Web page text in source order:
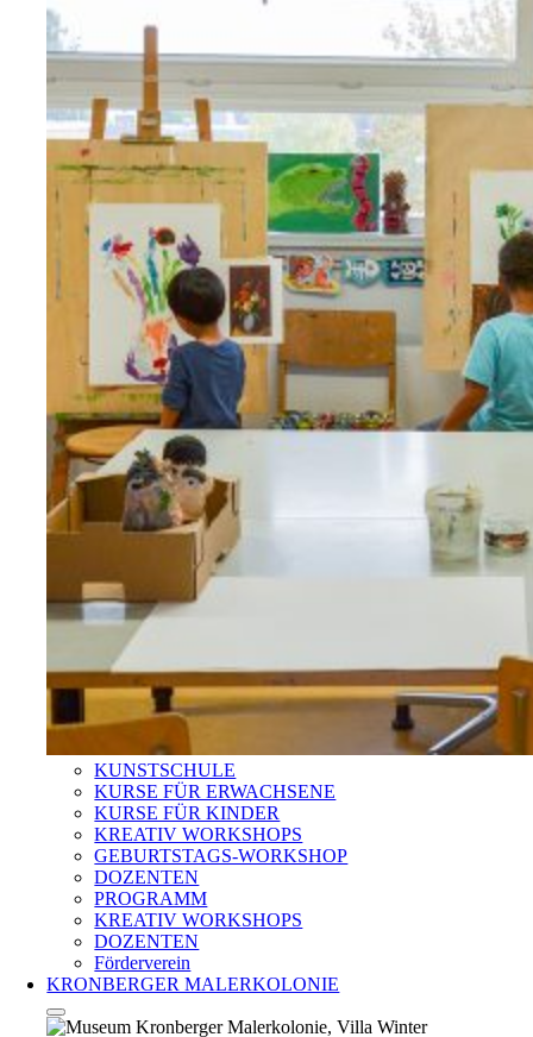
KUNSTSCHULE
KURSE FÜR ERWACHSENE
KURSE FÜR KINDER
KREATIV WORKSHOPS
GEBURTSTAGS-WORKSHOP
DOZENTEN
PROGRAMM
KREATIV WORKSHOPS
DOZENTEN
Förderverein
KRONBERGER MALERKOLONIE